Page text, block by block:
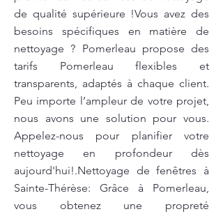
de qualité supérieure !Vous avez des
besoins spécifiques en matière de
nettoyage ? Pomerleau propose des
tarifs Pomerleau flexibles et
transparents, adaptés à chaque client.
Peu importe l’ampleur de votre projet,
nous avons une solution pour vous.
Appelez-nous pour planifier votre
nettoyage en profondeur dès
aujourd'hui!.Nettoyage de fenêtres à
Sainte-Thérèse: Grâce à Pomerleau,
vous obtenez une propreté